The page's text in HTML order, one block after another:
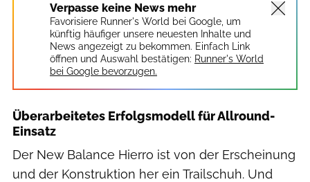
Verpasse keine News mehr
Favorisiere Runner's World bei Google, um
künftig häufiger unsere neuesten Inhalte und
News angezeigt zu bekommen. Einfach Link
öffnen und Auswahl bestätigen: Runner's World
bei Google bevorzugen.
Überarbeitetes Erfolgsmodell für Allround-
Einsatz
Der New Balance Hierro ist von der Erscheinung
und der Konstruktion her ein Trailschuh. Und